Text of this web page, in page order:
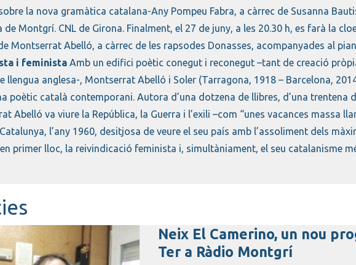
la nova gramàtica catalana-Any Pompeu Fabra, a càrrec de Susanna
de Montgrí. CNL de Girona. Finalment, el 27 de juny, a les 20.30 h, es farà la
Montserrat Abelló, a càrrec de les rapsodes Donasses, acompanyades al
i feminista Amb un edifici poètic conegut i reconegut –tant de creació
llengua anglesa-, Montserrat Abelló i Soler (Tarragona, 1918 – Barcelona,
poètic català contemporani. Autora d’una dotzena de llibres, d’una
Abelló va viure la República, la Guerra i l’exili –com “unes vacances massa
l’any 1960, desitjosa de veure el seu país amb l’assoliment dels
primer lloc, la reivindicació feminista i, simultàniament, el seu catalanisme
Neix El Camerino, un nou
Ter a Ràdio Montgrí